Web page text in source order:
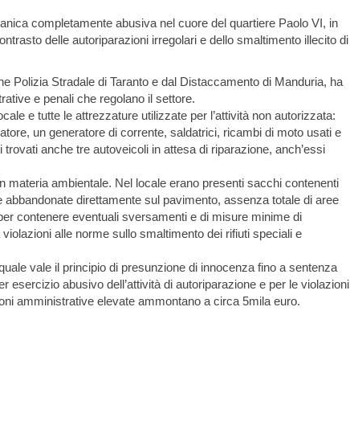
completamente abusiva nel cuore del quartiere Paolo VI, in
delle autoriparazioni irregolari e dello smaltimento illecito di
Polizia Stradale di Taranto e dal Distaccamento di Manduria, ha
e penali che regolano il settore.
e tutte le attrezzature utilizzate per l’attività non autorizzata:
un generatore di corrente, saldatrici, ricambi di moto usati e
trovati anche tre autoveicoli in attesa di riparazione, anch’essi
materia ambientale. Nel locale erano presenti sacchi contenenti
direttamente sul pavimento, assenza totale di aree
contenere eventuali sversamenti e di misure minime di
alle norme sullo smaltimento dei rifiuti speciali e
vale il principio di presunzione di innocenza fino a sentenza
esercizio abusivo dell’attività di autoriparazione e per le violazioni
amministrative elevate ammontano a circa 5mila euro.